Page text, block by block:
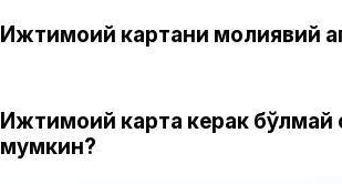
Ижтимоий картани молиявий
Ижтимоий карта керак бўлмай
мумкин?